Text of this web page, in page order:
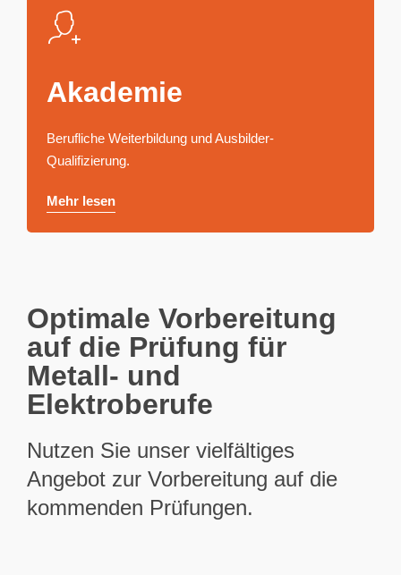
Akademie
Berufliche Weiterbildung und Ausbilder-
Qualifizierung.
Mehr lesen
Optimale Vorbereitung
auf die Prüfung für
Metall- und
Elektroberufe
Nutzen Sie unser vielfältiges
Angebot zur Vorbereitung auf die
kommenden Prüfungen.